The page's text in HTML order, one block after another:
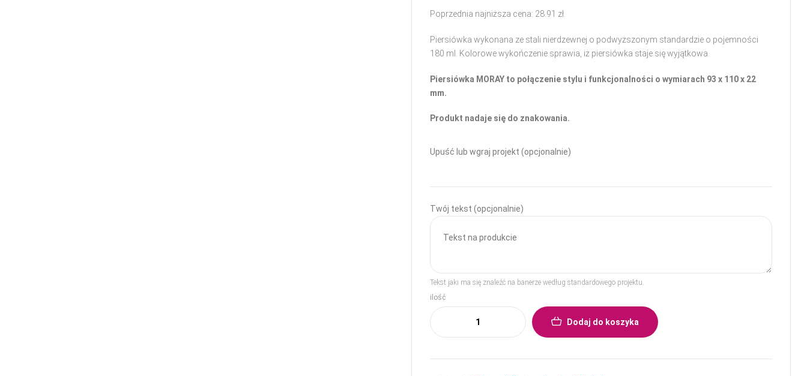
Poprzednia najniższa cena: 28.91 zł.
Piersiówka wykonana ze stali nierdzewnej o podwyższonym standardzie o pojemności
180 ml. Kolorowe wykończenie sprawia, iż piersiówka staje się wyjątkowa.
Piersiówka MORAY to połączenie stylu i funkcjonalności o wymiarach 93 x 110 x 22
mm.
Produkt nadaje się do znakowania.
Upuść lub wgraj projekt (opcjonalnie)
Twój tekst (opcjonalnie)
Tekst jaki ma się znaleźć na banerze według standardowego projektu.
ilość
Dodaj do koszyka